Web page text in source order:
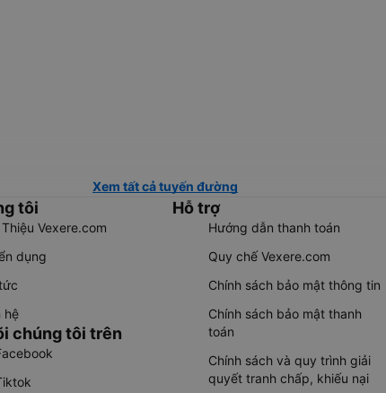
Xem tất cả tuyến đường
tôi
Thiệu Vexere.com
dụng
hệ
chúng tôi trên
Hỗ trợ
Hướng dẫn thanh toán
Quy chế Vexere.com
Chính sách bảo mật thông tin
Chính sách bảo mật thanh
toán
Chính sách và quy trình giải
quyết tranh chấp, khiếu nại